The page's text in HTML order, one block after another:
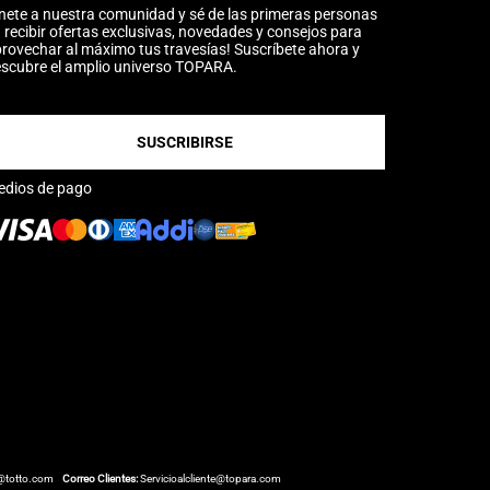
a nuestra comunidad y sé de las primeras personas
recibir ofertas exclusivas, novedades y consejos para
al máximo tus travesías! Suscríbete ahora y
el amplio universo TOPARA.
SUSCRIBIRSE
de pago
Correo Clientes:Servicioalcliente@topara.com